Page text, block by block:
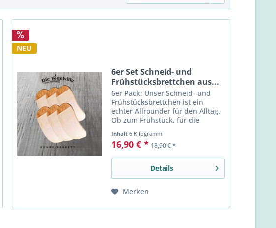
NEU
6er Set Schneid- und
Frühstücksbrettchen aus...
6er Pack: Unser Schneid- und
Frühstücksbrettchen ist ein
echter Allrounder für den Alltag.
Ob zum Frühstück, für die
Brotzeit zwischendurch oder als
stilvolle Unterlage beim Servieren
– dieses Brettchen verbindet
Funktionalität mit...
Inhalt6 Kilogramm
16,90 € * 18,90 € *
Details
Merken